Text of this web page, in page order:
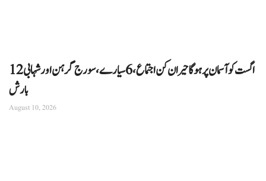
12 اگست کو آسمان پر ہوگا حیران کن اجتماع، 6 سیارے، سورج گرہن اور شہابی
بارش
August 10, 2026